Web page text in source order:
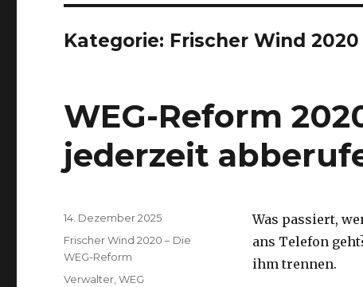
Kategorie: Frischer Wind
WEG-Reform
jederzeit
Was passiert,
ans Telefon
ihm trennen.
Veröffentlicht
am
14. Dezember 2025
Kategorien
Frischer Wind 2020 – Die
WEG-Reform
Schlagwörter
Verwalter,WEG